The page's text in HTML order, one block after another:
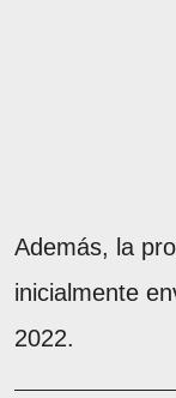
Además, la
inicialmente
2022.